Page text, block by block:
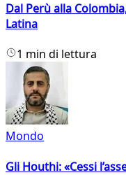
Dal Perù alla
Latina
1 min di lettura
Mondo
Gli Houthi: «Cessi